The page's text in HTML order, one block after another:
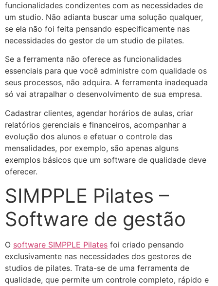
funcionalidades condizentes com as necessidades de
um studio. Não adianta buscar uma solução qualquer,
se ela não foi feita pensando especificamente nas
necessidades do gestor de um studio de pilates.
Se a ferramenta não oferece as funcionalidades
essenciais para que você administre com qualidade os
seus processos, não adquira. A ferramenta inadequada
só vai atrapalhar o desenvolvimento de sua empresa.
Cadastrar clientes, agendar horários de aulas, criar
relatórios gerenciais e financeiros, acompanhar a
evolução dos alunos e efetuar o controle das
mensalidades, por exemplo, são apenas alguns
exemplos básicos que um software de qualidade deve
oferecer.
SIMPPLE Pilates –
Software de gestão
O software SIMPPLE Pilates foi criado pensando
exclusivamente nas necessidades dos gestores de
studios de pilates. Trata-se de uma ferramenta de
qualidade, que permite um controle completo, rápido e